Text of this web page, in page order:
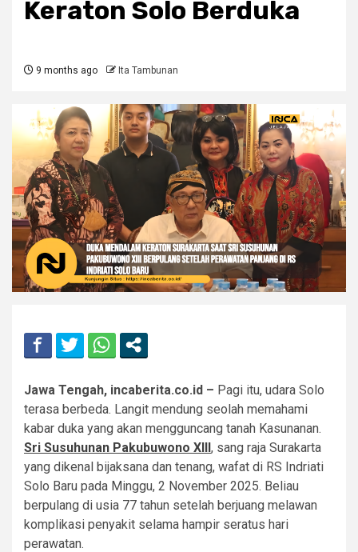
Keraton Solo Berduka
9 months ago Ita Tambunan
Jawa Tengah, incaberita.co.id – Pagi itu, udara Solo
terasa berbeda. Langit mendung seolah memahami
kabar duka yang akan mengguncang tanah Kasunanan.
Sri Susuhunan Pakubuwono XIII, sang raja Surakarta
yang dikenal bijaksana dan tenang, wafat di RS Indriati
Solo Baru pada Minggu, 2 November 2025. Beliau
berpulang di usia 77 tahun setelah berjuang melawan
komplikasi penyakit selama hampir seratus hari
perawatan.